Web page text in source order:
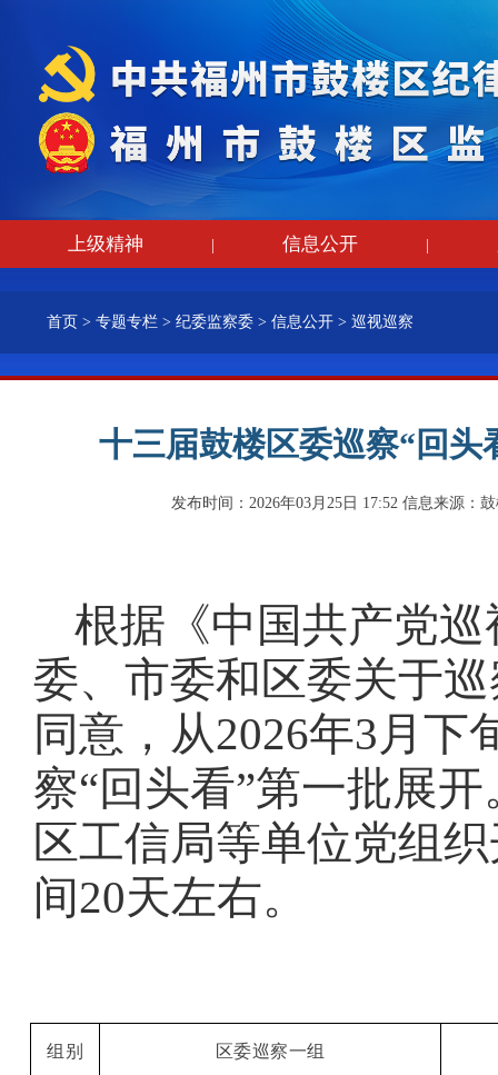
上级精神 | 信息公开 |
首页 > 专题专栏 > 纪委监察委 > 信息公开 > 巡视巡察
十三届鼓楼区委巡察“回头
发布时间：2026年03月25日 17:52 信息来源：
根据《中国共产党
委、市委和区委关于
同意，从2026年3月下
察“回头看”第一批展
区工信局等单位党组
间20天左右。
组别 区委巡察一组